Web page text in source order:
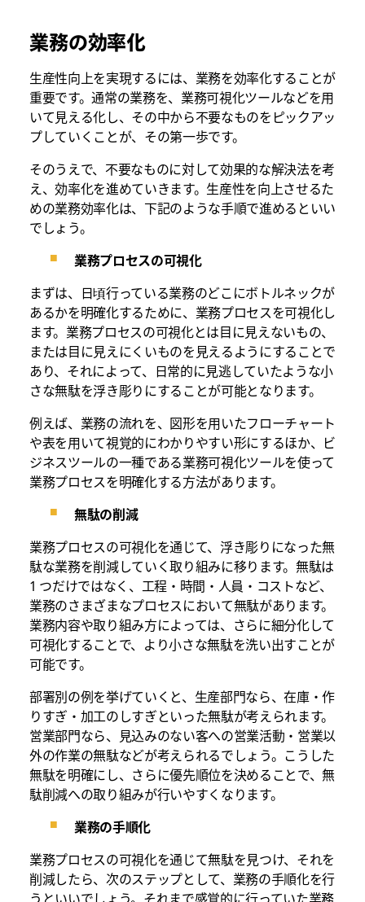
業務の効率化
生産性向上を実現するには、業務を効率化することが
重要です。通常の業務を、業務可視化ツールなどを用
いて見える化し、その中から不要なものをピックアッ
プしていくことが、その第一歩です。
そのうえで、不要なものに対して効果的な解決法を考
え、効率化を進めていきます。生産性を向上させるた
めの業務効率化は、下記のような手順で進めるといい
でしょう。
業務プロセスの可視化
まずは、日頃行っている業務のどこにボトルネックが
あるかを明確化するために、業務プロセスを可視化し
ます。業務プロセスの可視化とは目に見えないもの、
または目に見えにくいものを見えるようにすることで
あり、それによって、日常的に見逃していたような小
さな無駄を浮き彫りにすることが可能となります。
例えば、業務の流れを、図形を用いたフローチャート
や表を用いて視覚的にわかりやすい形にするほか、ビ
ジネスツールの一種である業務可視化ツールを使って
業務プロセスを明確化する方法があります。
無駄の削減
業務プロセスの可視化を通じて、浮き彫りになった無
駄な業務を削減していく取り組みに移ります。無駄は
1 つだけではなく、工程・時間・人員・コストなど、
業務のさまざまなプロセスにおいて無駄があります。
業務内容や取り組み方によっては、さらに細分化して
可視化することで、より小さな無駄を洗い出すことが
可能です。
部署別の例を挙げていくと、生産部門なら、在庫・作
りすぎ・加工のしすぎといった無駄が考えられます。
営業部門なら、見込みのない客への営業活動・営業以
外の作業の無駄などが考えられるでしょう。こうした
無駄を明確にし、さらに優先順位を決めることで、無
駄削減への取り組みが行いやすくなります。
業務の手順化
業務プロセスの可視化を通じて無駄を見つけ、それを
削減したら、次のステップとして、業務の手順化を行